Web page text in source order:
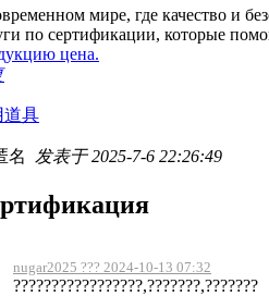
мире, где качество и
по сертификации, которые
цена.
道具
名 发表于 2025-7-6 22:26:49
nugar2025 ??? 2024-10-13 07:32
?????????????????,???????,???????